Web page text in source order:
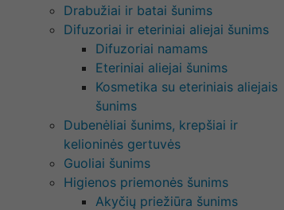
Drabužiai ir batai šunims
Difuzoriai ir eteriniai aliejai šunims
Difuzoriai namams
Eteriniai aliejai šunims
Kosmetika su eteriniais aliejais
šunims
Dubenėliai šunims, krepšiai ir
kelioninės gertuvės
Guoliai šunims
Higienos priemonės šunims
Akyčių priežiūra šunims